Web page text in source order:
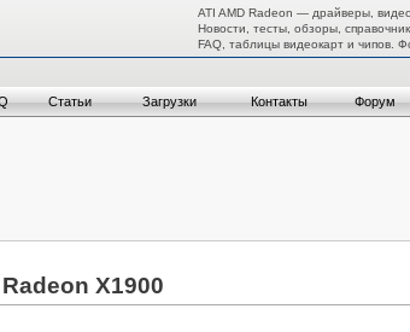
ATI AMD Radeon — драйверы,
Новости, тесты, обзоры,
FAQ, таблицы видеокарт и чипов.
Статьи Загрузки Контакты Форум
X1900